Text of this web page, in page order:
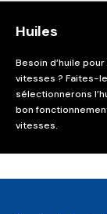
Huiles
Besoin d’huile
vitesses ? Faites-
sélectionnerons
bon
vitesses.